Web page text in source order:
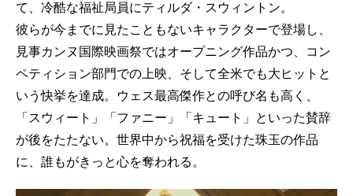
て、冷酷な福祉局員にティルダ・スウィントン。
彼らが今までに見たこともないキャラクターで登場し、
見事カンヌ国際映画祭ではオープニング作品かつ、コン
ペティション部門での上映、そして全米でも大ヒットと
いう快挙を達成。ウェス最高傑作との呼び名も高く、
「スウィート」「ファニー」「キュート」といった賛辞
が後をたたない。世界中から祝福を受けた珠玉の作品
に、誰もがきっと心を奪われる。